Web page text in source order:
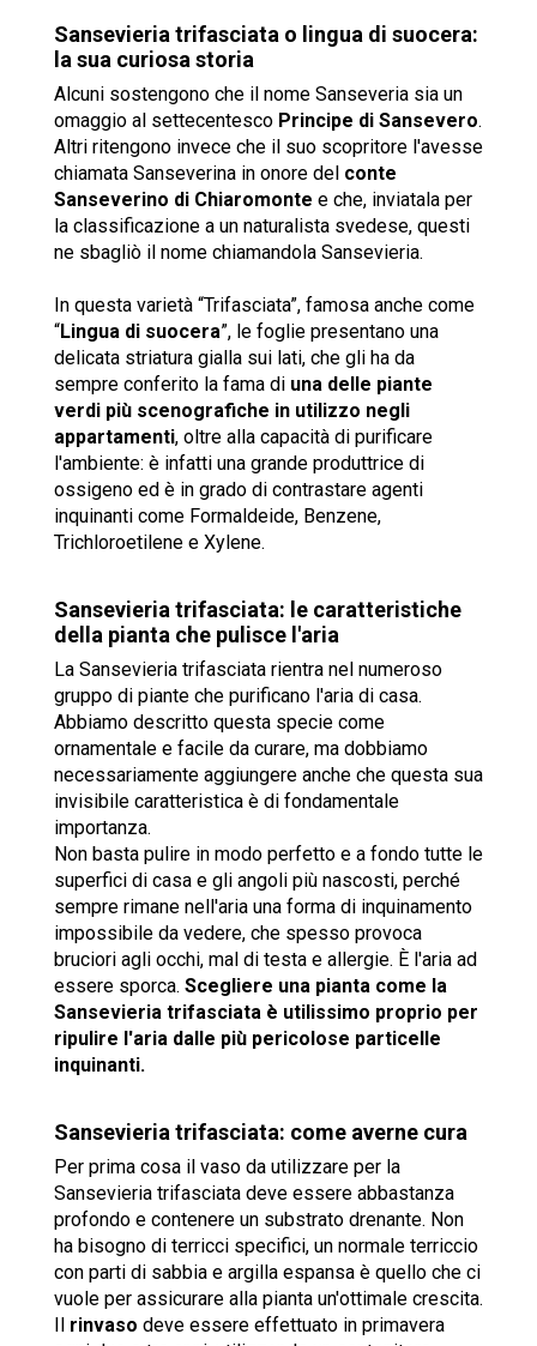
Sansevieria trifasciata o lingua di suocera:
la sua curiosa storia
Alcuni sostengono che il nome Sanseveria sia un
omaggio al settecentesco Principe di Sansevero.
Altri ritengono invece che il suo scopritore l'avesse
chiamata Sanseverina in onore del conte
Sanseverino di Chiaromonte e che, inviatala per
la classificazione a un naturalista svedese, questi
ne sbagliò il nome chiamandola Sansevieria.
In questa varietà “Trifasciata”, famosa anche come
“Lingua di suocera”, le foglie presentano una
delicata striatura gialla sui lati, che gli ha da
sempre conferito la fama di una delle piante
verdi più scenografiche in utilizzo negli
appartamenti, oltre alla capacità di purificare
l'ambiente: è infatti una grande produttrice di
ossigeno ed è in grado di contrastare agenti
inquinanti come Formaldeide, Benzene,
Trichloroetilene e Xylene.
Sansevieria trifasciata: le caratteristiche
della pianta che pulisce l'aria
La Sansevieria trifasciata rientra nel numeroso
gruppo di piante che purificano l'aria di casa.
Abbiamo descritto questa specie come
ornamentale e facile da curare, ma dobbiamo
necessariamente aggiungere anche che questa sua
invisibile caratteristica è di fondamentale
importanza.
Non basta pulire in modo perfetto e a fondo tutte le
superfici di casa e gli angoli più nascosti, perché
sempre rimane nell'aria una forma di inquinamento
impossibile da vedere, che spesso provoca
bruciori agli occhi, mal di testa e allergie. È l'aria ad
essere sporca. Scegliere una pianta come la
Sansevieria trifasciata è utilissimo proprio per
ripulire l'aria dalle più pericolose particelle
inquinanti.
Sansevieria trifasciata: come averne cura
Per prima cosa il vaso da utilizzare per la
Sansevieria trifasciata deve essere abbastanza
profondo e contenere un substrato drenante. Non
ha bisogno di terricci specifici, un normale terriccio
con parti di sabbia e argilla espansa è quello che ci
vuole per assicurare alla pianta un'ottimale crescita.
Il rinvaso deve essere effettuato in primavera